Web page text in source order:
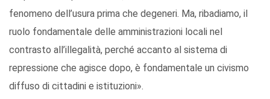
fenomeno dell’usura prima che degeneri. Ma, ribadiamo, il
ruolo fondamentale delle amministrazioni locali nel
contrasto all’illegalità, perché accanto al sistema di
repressione che agisce dopo, è fondamentale un civismo
diffuso di cittadini e istituzioni».